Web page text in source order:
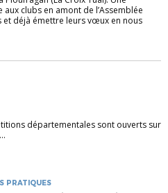
clubs en amont de l’Assemblée
et déjà émettre leurs vœux en nous
départementales sont ouverts sur
PRATIQUES